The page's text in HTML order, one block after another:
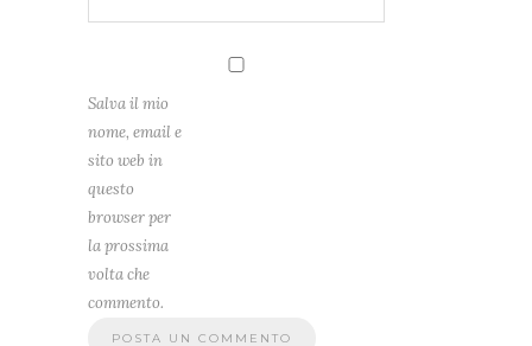
Salva il mio
nome, email e
sito web in
questo
browser per
la prossima
volta che
commento.